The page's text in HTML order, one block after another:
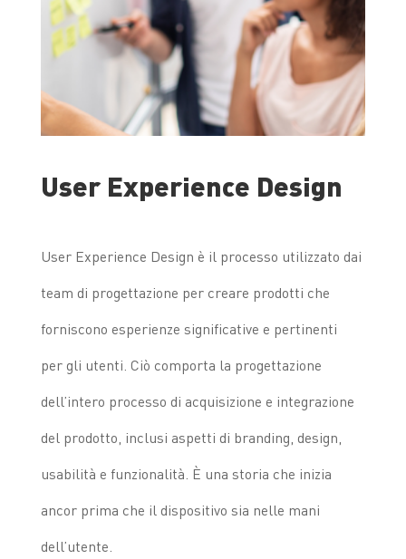
User Experience Design
User Experience Design è il processo utilizzato dai
team di progettazione per creare prodotti che
forniscono esperienze significative e pertinenti
per gli utenti. Ciò comporta la progettazione
dell’intero processo di acquisizione e integrazione
del prodotto, inclusi aspetti di branding, design,
usabilità e funzionalità. È una storia che inizia
ancor prima che il dispositivo sia nelle mani
dell’utente.